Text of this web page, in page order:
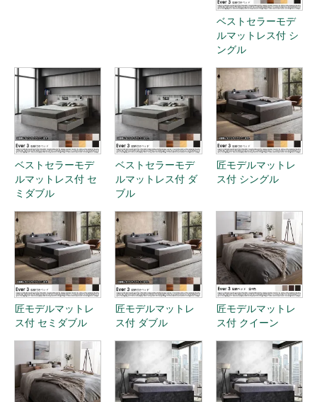
ベストセラーモデ
ルマットレス付 シ
ングル
ベストセラーモデ
ルマットレス付 セ
ミダブル
ベストセラーモデ
ルマットレス付 ダ
ブル
匠モデルマットレ
ス付 シングル
匠モデルマットレ
ス付 セミダブル
匠モデルマットレ
ス付 ダブル
匠モデルマットレ
ス付 クイーン